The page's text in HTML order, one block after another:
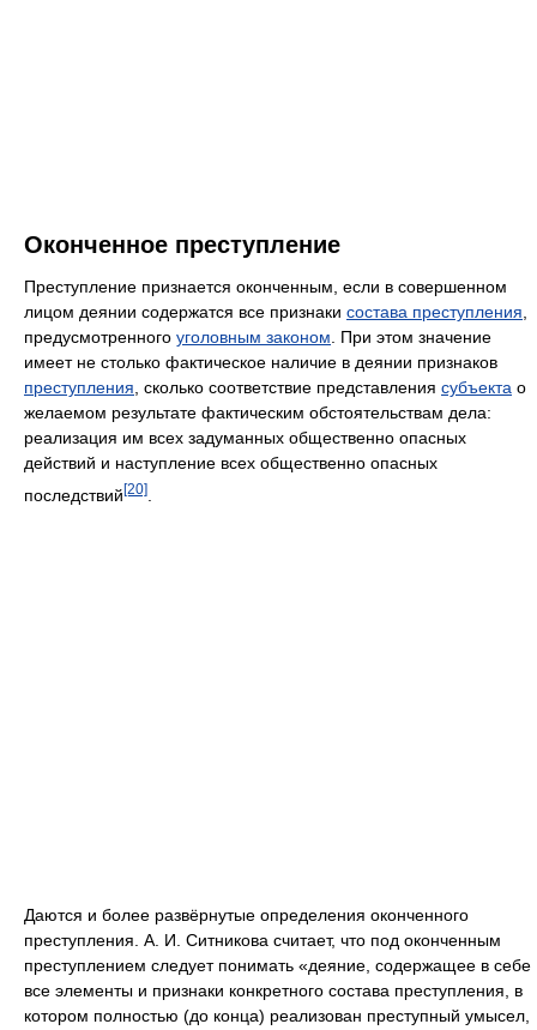
Оконченное преступление
Преступление признается оконченным, если в совершенном
лицом деянии содержатся все признаки состава преступления
предусмотренного уголовным законом . При этом значение
имеет не столько фактическое наличие в деянии признаков
преступления , сколько соответствие представления субъекта о
желаемом результате фактическим обстоятельствам дела:
реализация им всех задуманных общественно опасных
действий и наступление всех общественно опасных
последствий[20]
Даются и более развёрнутые определения оконченного
преступления. А. И. Ситникова считает, что под оконченным
преступлением следует понимать «деяние, содержащее в себе
все элементы и признаки конкретного состава преступления, в
котором полностью (до конца) реализован преступный умысел,